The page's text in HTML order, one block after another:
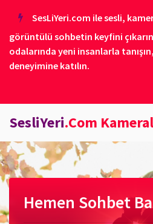
SesLiYeri.com ile sesli,
görüntülü sohbetin keyfini
odalarında yeni insanlarla
deneyimine katılın.
SesliYeri.Com
Hemen Sohbet